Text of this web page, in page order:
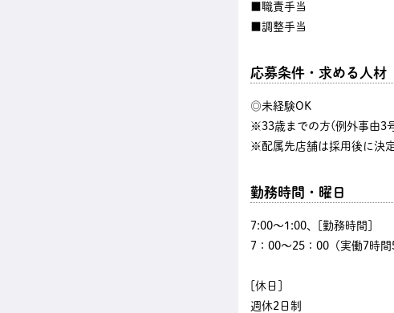
■職責手当
■調整手当
応募条件・求める人材
◎未経験OK
※33歳までの方(例外事由3
※配属先店舗は採用後に決定
勤務時間・曜日
7:00〜1:00、[勤務時間]
7：00～25：00（実働7時間
[休日]
週休2日制